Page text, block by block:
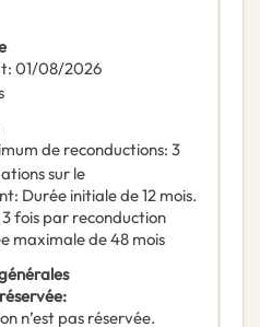
: 01/08/2026
de reconductions: 3
sur le
: Durée initiale de 12 mois.
fois par reconduction
maximale de 48 mois
:
n’est pas réservée.